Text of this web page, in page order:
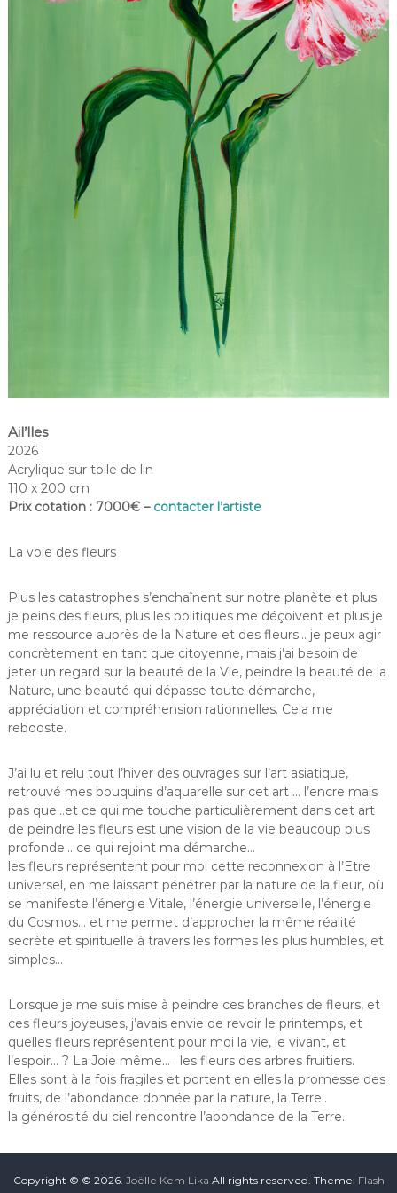
Ail’lles
2026
Acrylique sur toile de lin
110 x 200 cm
Prix cotation : 7000€ – contacter l’artiste
La voie des fleurs
Plus les catastrophes s’enchaînent sur notre planète et plus
je peins des fleurs, plus les politiques me déçoivent et plus je
me ressource auprès de la Nature et des fleurs… je peux agir
concrètement en tant que citoyenne, mais j’ai besoin de
jeter un regard sur la beauté de la Vie, peindre la beauté de la
Nature, une beauté qui dépasse toute démarche,
appréciation et compréhension rationnelles. Cela me
rebooste.
J’ai lu et relu tout l’hiver des ouvrages sur l’art asiatique,
retrouvé mes bouquins d’aquarelle sur cet art … l’encre mais
pas que…et ce qui me touche particulièrement dans cet art
de peindre les fleurs est une vision de la vie beaucoup plus
profonde… ce qui rejoint ma démarche…
les fleurs représentent pour moi cette reconnexion à l’Etre
universel, en me laissant pénétrer par la nature de la fleur, où
se manifeste l’énergie Vitale, l’énergie universelle, l’énergie
du Cosmos… et me permet d’approcher la même réalité
secrète et spirituelle à travers les formes les plus humbles, et
simples…
Lorsque je me suis mise à peindre ces branches de fleurs, et
ces fleurs joyeuses, j’avais envie de revoir le printemps, et
quelles fleurs représentent pour moi la vie, le vivant, et
l’espoir… ? La Joie même… : les fleurs des arbres fruitiers.
Elles sont à la fois fragiles et portent en elles la promesse des
fruits, de l’abondance donnée par la nature, la Terre..
la générosité du ciel rencontre l’abondance de la Terre.
Copyright © © 2026. Joëlle Kem Lika All rights reserved. Theme: Flash